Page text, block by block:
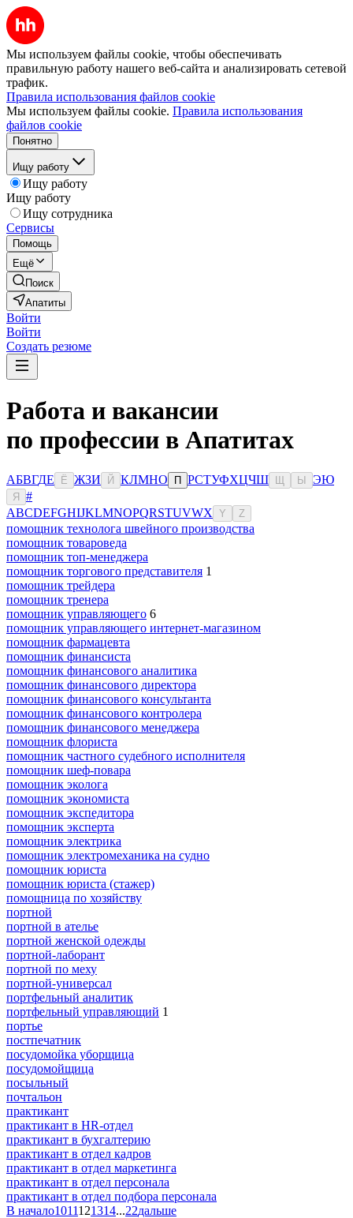
Мы используем файлы cookie, чтобы обеспечивать
правильную работу нашего веб-сайта и анализировать сетевой
трафик.
Правила использования файлов cookie
Мы используем файлы cookie. Правила использования
файлов cookie
Понятно
Ищу работу
Ищу работу
Ищу работу
Ищу сотрудника
Сервисы
Помощь
Ещё
Поиск
Апатиты
Войти
Войти
Создать резюме
Работа и вакансии
по профессии в Апатитах
АБВГДЕ Ё ЖЗИ Й КЛМНО П РСТУФХЦЧШ Ы ЭЮ
Я
#
ABCDEFGHIJKLMNOPQRSTUVWX Y Z
помощник технолога швейного производства
помощник товароведа
помощник топ-менеджера
помощник торгового представителя 1
помощник трейдера
помощник тренера
помощник управляющего 6
помощник управляющего интернет-магазином
помощник фармацевта
помощник финансиста
помощник финансового аналитика
помощник финансового директора
помощник финансового консультанта
помощник финансового контролера
помощник финансового менеджера
помощник флориста
помощник частного судебного исполнителя
помощник шеф-повара
помощник эколога
помощник экономиста
помощник экспедитора
помощник эксперта
помощник электрика
помощник электромеханика на судно
помощник юриста
помощник юриста (стажер)
помощница по хозяйству
портной
портной в ателье
портной женской одежды
портной-лаборант
портной по меху
портной-универсал
портфельный аналитик
портфельный управляющий 1
портье
постпечатник
посудомойка уборщица
посудомойщица
посыльный
почтальон
практикант
практикант в HR-отдел
практикант в бухгалтерию
практикант в отдел кадров
практикант в отдел маркетинга
практикант в отдел персонала
практикант в отдел подбора персонала
В начало1011121314...22дальше